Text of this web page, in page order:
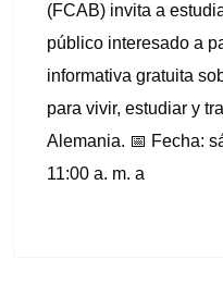
(FCAB) invita a
público interesado a
informativa gratuita
para vivir, estudiar y
Alemania. 📅 Fecha:
11:00 a. m. a